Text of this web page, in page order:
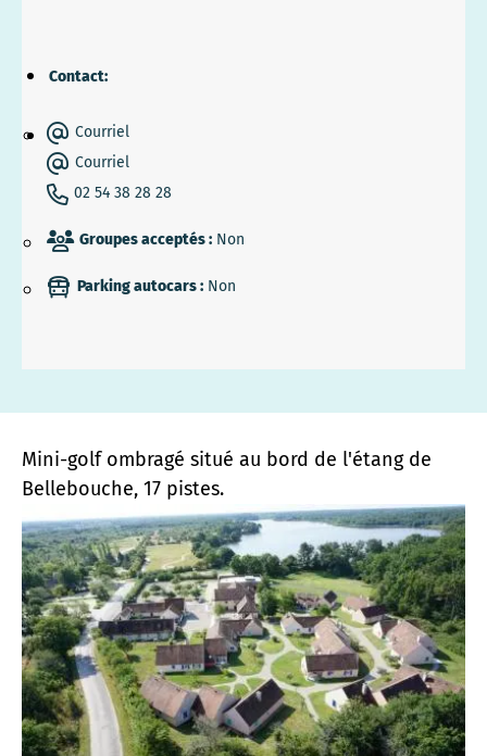
Contact:
Courriel
Courriel
02 54 38 28 28
Groupes acceptés :Non
Parking autocars :Non
Mini-golf ombragé situé au bord de l'étang de
Bellebouche, 17 pistes.